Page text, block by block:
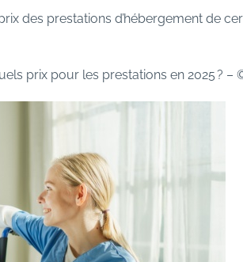
des prestations d’hébergement de
prix pour les prestations en 2025 ? –